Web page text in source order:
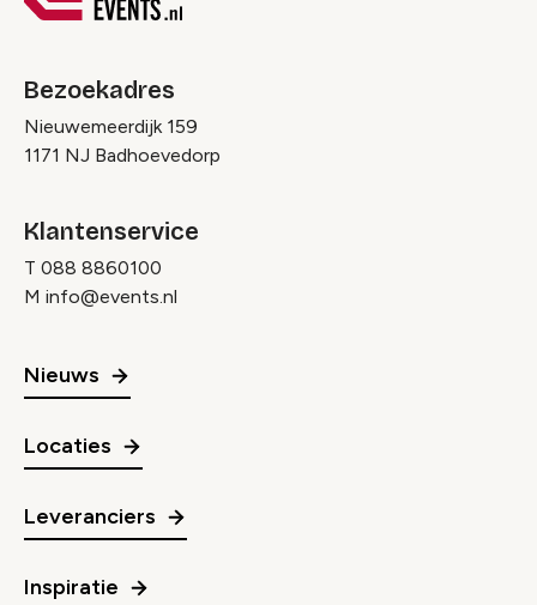
Bezoekadres
Nieuwemeerdijk 159
1171 NJ Badhoevedorp
Klantenservice
T 088 8860100
M info@events.nl
Nieuws
Locaties
Leveranciers
Inspiratie